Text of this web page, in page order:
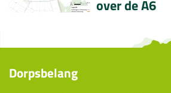
over de A6
Dorpsbelang